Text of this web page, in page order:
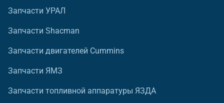
Запчасти УРАЛ
Запчасти Shacman
Запчасти двигателей Cummins
Запчасти ЯМЗ
Запчасти топливной аппаратуры ЯЗДА